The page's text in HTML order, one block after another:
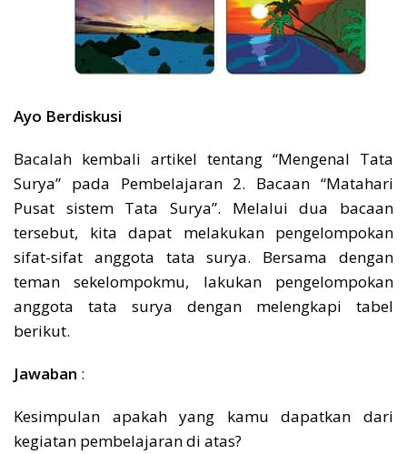
Ayo Berdiskusi
Bacalah kembali artikel tentang “Mengenal Tata
Surya” pada Pembelajaran 2. Bacaan “Matahari
Pusat sistem Tata Surya”. Melalui dua bacaan
tersebut, kita dapat melakukan pengelompokan
sifat-sifat anggota tata surya. Bersama dengan
teman sekelompokmu, lakukan pengelompokan
anggota tata surya dengan melengkapi tabel
berikut.
Jawaban :
Kesimpulan apakah yang kamu dapatkan dari
kegiatan pembelajaran di atas?